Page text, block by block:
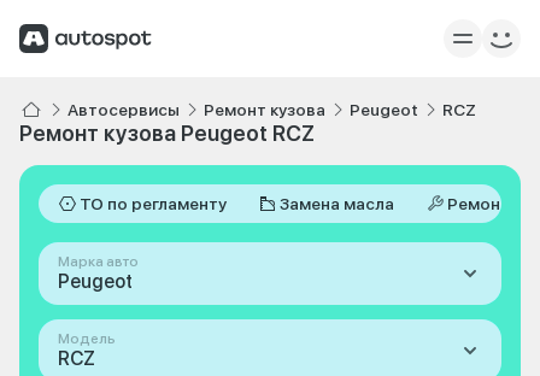
Автосервисы Ремонт кузова Peugeot RCZ
Ремонт кузова Peugeot RCZ
ТО по регламенту Замена масла Ремонт
Марка авто
Peugeot
Модель
RCZ